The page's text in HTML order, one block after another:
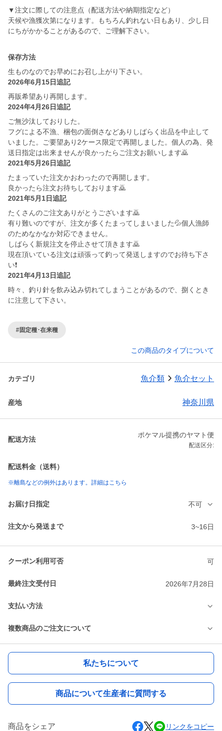
▼注文に際しての注意点（配送方法や納期指定など）
天候や漁獲次第になります。もちろん釣れない日もあり、少し日
にちがかかることがあるので、ご理解下さい。
保存方法
生ものなのでお早めにお召し上がり下さい。
2026年6月15日追記
再販希望あり再開します。
2024年4月26日追記
ご無沙汰しておりした。
フグによる不漁、梱包の面倒さなどありしばらく出品を中止して
いました。ご要望あり2ケース限定で再開しました。個人の為、発
送日指定は出来ませんが良かったらご注文お願いします🙇
2021年5月26日追記
たまっていた注文かおわったので再開します。
良かったら注文お待ちしております🙇
2021年5月1日追記
たくさんのご注文ありがとうございます🙇
有り難いのですが、注文が多くたまってしまいました💦個人漁師
のためなかなか対応できません。
しばらく新規注文を停止させて頂きます🙇
現在頂いている注文は頑張って釣って発送しますのでお待ち下さ
い❗
2021年4月13日追記
時々、釣り針を飲み込み切れてしまうことがあるので、捌くとき
に注意して下さい。
#固定種･在来種
この商品のタイプについて
カテゴリ 魚介類 魚介セット
産地 神奈川県
配送方法
ポケマル提携のヤマト便
配送区分:
配送料金（送料）
※離島などの例外はあります。詳細はこちら
お届け日指定 不可
注文から発送まで 3~16日
クーポン利用可否 可
最終注文受付日 2026年7月28日
支払い方法
複数商品のご注文について
私たちについて
商品について生産者に質問する
商品をシェア リンクをコピー